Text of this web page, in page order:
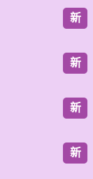
新
新
新
新